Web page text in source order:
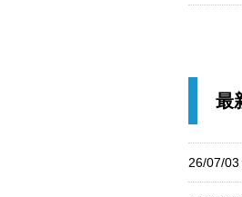
最
26/07/